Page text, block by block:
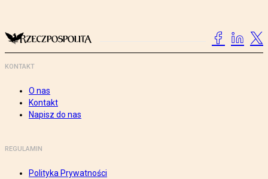
KONTAKT
O nas
Kontakt
Napisz do nas
REGULAMIN
Polityka Prywatności